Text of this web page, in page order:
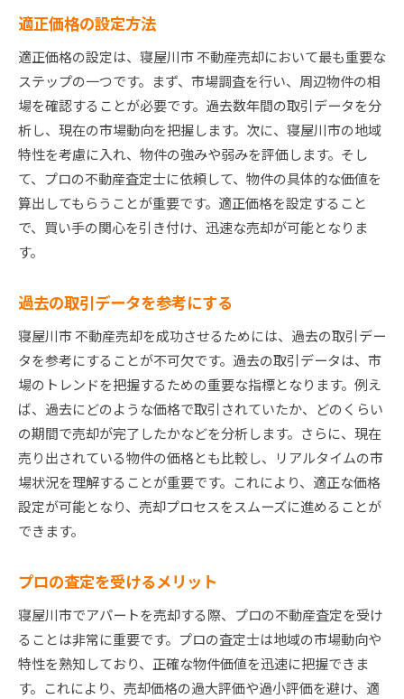
適正価格の設定方法
適正価格の設定は、寝屋川市 不動産売却において最も重要な
ステップの一つです。まず、市場調査を行い、周辺物件の相
場を確認することが必要です。過去数年間の取引データを分
析し、現在の市場動向を把握します。次に、寝屋川市の地域
特性を考慮に入れ、物件の強みや弱みを評価します。そし
て、プロの不動産査定士に依頼して、物件の具体的な価値を
算出してもらうことが重要です。適正価格を設定すること
で、買い手の関心を引き付け、迅速な売却が可能となりま
す。
過去の取引データを参考にする
寝屋川市 不動産売却を成功させるためには、過去の取引デー
タを参考にすることが不可欠です。過去の取引データは、市
場のトレンドを把握するための重要な指標となります。例え
ば、過去にどのような価格で取引されていたか、どのくらい
の期間で売却が完了したかなどを分析します。さらに、現在
売り出されている物件の価格とも比較し、リアルタイムの市
場状況を理解することが重要です。これにより、適正な価格
設定が可能となり、売却プロセスをスムーズに進めることが
できます。
プロの査定を受けるメリット
寝屋川市でアパートを売却する際、プロの不動産査定を受け
ることは非常に重要です。プロの査定士は地域の市場動向や
特性を熟知しており、正確な物件価値を迅速に把握できま
す。これにより、売却価格の過大評価や過小評価を避け、適